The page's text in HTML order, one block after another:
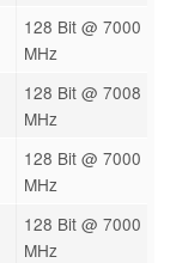
128 Bit @ 7000
MHz
128 Bit @ 7008
MHz
128 Bit @ 7000
MHz
128 Bit @ 7000
MHz